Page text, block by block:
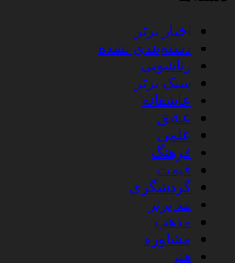
اخبار برتر
دسته‌بندی نشده
زناشویی
سبک برتر
عاشقانه
عشق
علمی
فرهنگ
قیمت
گردشگری
مد برتر
مذهب
مشاوره
هنر